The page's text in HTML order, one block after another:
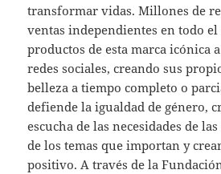
transformar vidas. Millones de
ventas independientes en todo
productos de esta marca icónica
redes sociales, creando sus
belleza a tiempo completo o
defiende la igualdad de género,
escucha de las necesidades de
de los temas que importan y
positivo. A través de la